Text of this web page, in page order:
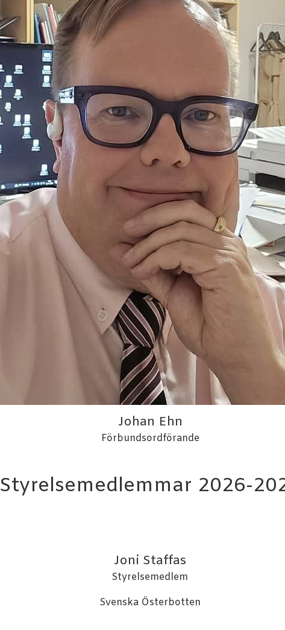
Johan Ehn
Förbundsordförande
Styrelsemedlemmar 2026-
Joni Staffas
Styrelsemedlem
Svenska Österbotten